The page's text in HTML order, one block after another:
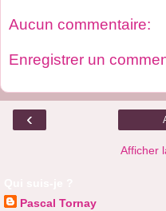
Aucun commentaire:
Enregistrer un
‹
Afficher
Pascal Tornay